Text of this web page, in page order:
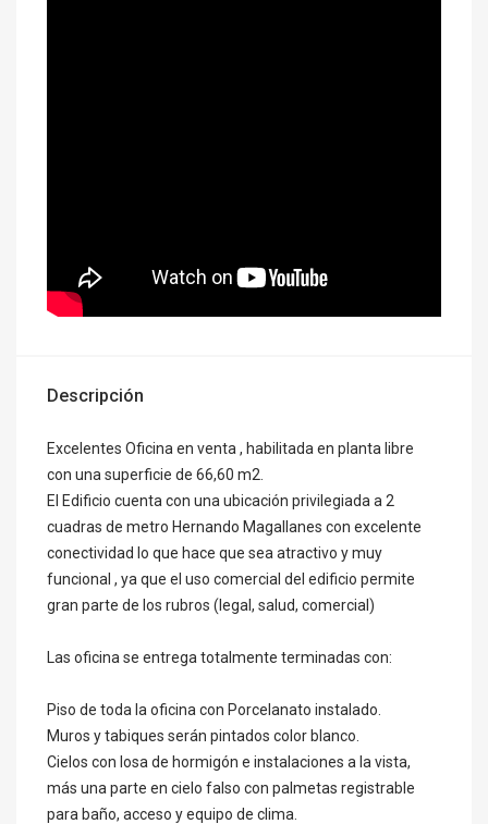
Descripción
Excelentes Oficina en venta , habilitada en planta libre
con una superficie de 66,60 m2.
El Edificio cuenta con una ubicación privilegiada a 2
cuadras de metro Hernando Magallanes con excelente
conectividad lo que hace que sea atractivo y muy
funcional , ya que el uso comercial del edificio permite
gran parte de los rubros (legal, salud, comercial)
Las oficina se entrega totalmente terminadas con:
Piso de toda la oficina con Porcelanato instalado.
Muros y tabiques serán pintados color blanco.
Cielos con losa de hormigón e instalaciones a la vista,
más una parte en cielo falso con palmetas registrable
para baño, acceso y equipo de clima.